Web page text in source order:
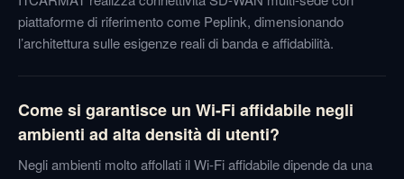
piattaforme di riferimento come Peplink, dimensionando
l’architettura sulle esigenze reali di banda e affidabilità.
Come si garantisce un Wi-Fi affidabile negli
ambienti ad alta densità di utenti?
Negli ambienti molto affollati il Wi-Fi affidabile dipende da una